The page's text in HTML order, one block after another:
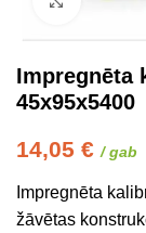
Impregnēta
45x95x5400
14,05 € / gab
Impregnēta
žāvētas